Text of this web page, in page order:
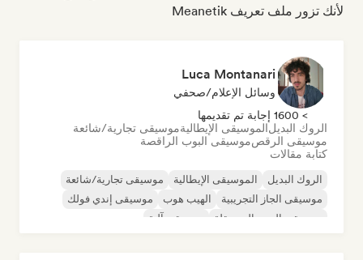
لأنك تزور ملف تعريف Meanetik
Luca Montanari
وسائل الإعلام/صحفي
> 1600 إجابة تم تقديمها
الروك البديلالموسيقى الإيطاليةموسيقى تجارية/شائعة
موسيقى الرقصموسيقى البوب الراقصة
كتابة مقالات
الروك البديل الموسيقى الإيطالية
موسيقى تجارية/شائعة
موسيقى الجاز التجريبية
الهيب هوب
موسيقى إندي فولك
موسيقى البوب المستقلة
موسيقى آلية